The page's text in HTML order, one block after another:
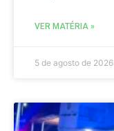
VER MATÉRIA »
5 de agosto de 2026